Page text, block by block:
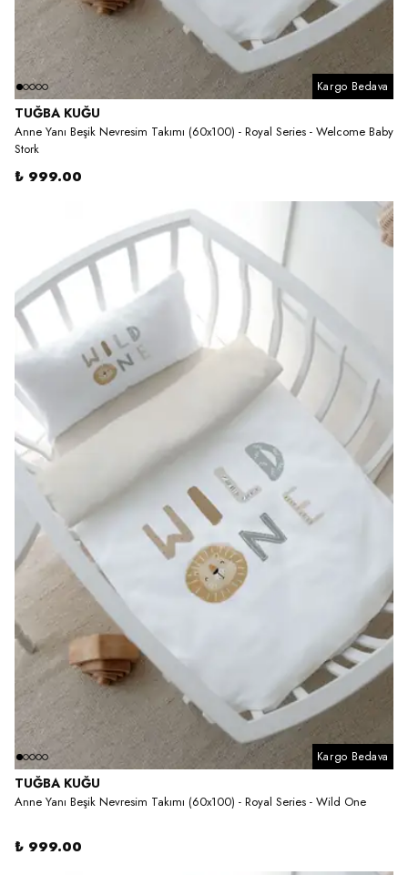
Kargo Bedava
TUĞBA KUĞU
Anne Yanı Beşik Nevresim Takımı (60x100) - Royal Series - Welcome Baby
Stork
₺ 999.00
Kargo Bedava
TUĞBA KUĞU
Anne Yanı Beşik Nevresim Takımı (60x100) - Royal Series - Wild One
₺ 999.00